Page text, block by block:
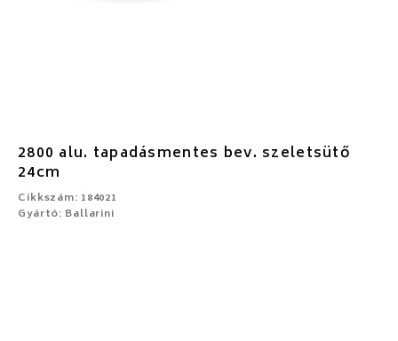
2800 alu. tapadásmentes bev. szeletsütő
24cm
Cikkszám: 184021
Gyártó: Ballarini